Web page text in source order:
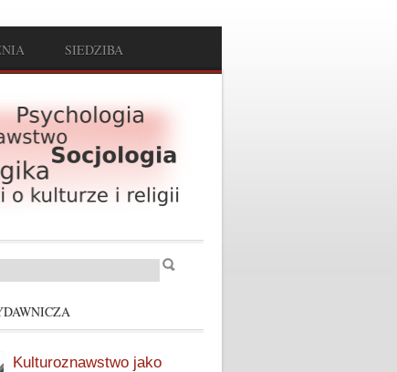
SIEDZIBA
Szukaj
Kulturoznawstwo jako